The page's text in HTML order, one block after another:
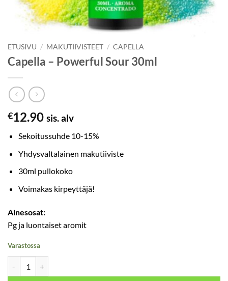
ETUSIVU / MAKUTIIVISTEET / CAPELLA
Capella – Powerful Sour 30ml
€12.90 sis. alv
Sekoitussuhde 10-15%
Yhdysvaltalainen makutiiviste
30ml pullokoko
Voimakas kirpeyttäjä!
Ainesosat:
Pg ja luontaiset aromit
Varastossa